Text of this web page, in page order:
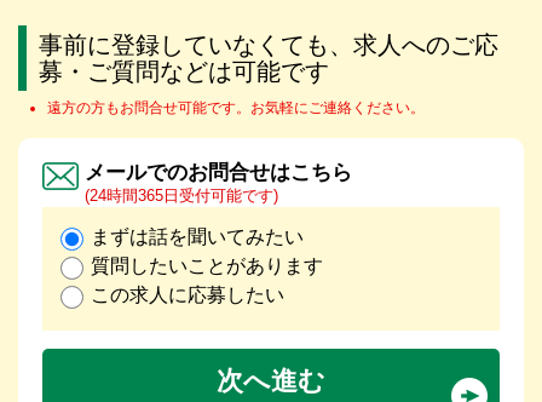
事前に登録していなくても、求人へのご応
募・ご質問などは可能です
遠方の方もお問合せ可能です。お気軽にご連絡ください。
メールでのお問合せはこちら
(24時間365日受付可能です)
まずは話を聞いてみたい
質問したいことがあります
この求人に応募したい
次へ進む